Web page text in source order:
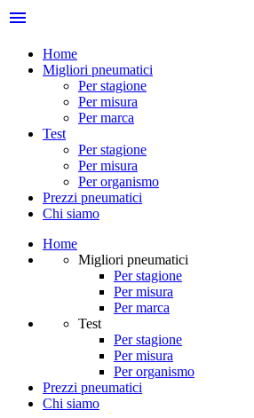
menu
Home
Migliori pneumatici
Per stagione
Per misura
Per marca
Test
Per stagione
Per misura
Per organismo
Prezzi pneumatici
Chi siamo
Home
Migliori pneumatici
Per stagione
Per misura
Per marca
Test
Per stagione
Per misura
Per organismo
Prezzi pneumatici
Chi siamo